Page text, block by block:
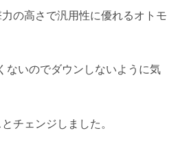
の高さで汎用性に優れるオトモ
ないのでダウンしないように気
チェンジしました。